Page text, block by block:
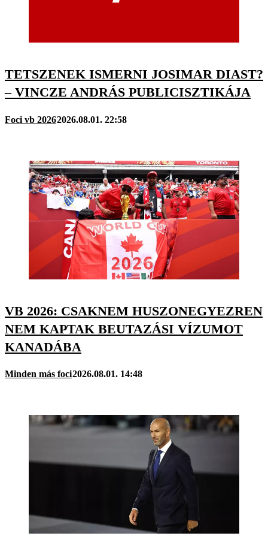
TETSZENEK ISMERNI JOSIMAR DIAST?
– VINCZE ANDRÁS PUBLICISZTIKÁJA
Foci vb 20262026.08.01. 22:58
VB 2026: CSAKNEM HUSZONEGYEZREN
NEM KAPTAK BEUTAZÁSI VÍZUMOT
KANADÁBA
Minden más foci2026.08.01. 14:48